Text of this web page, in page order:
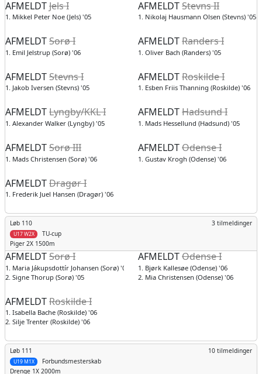
AFMELDTJels I
1. Mikkel Peter Noe (Jels) '05
AFMELDTStevns II
1. Nikolaj Hausmann Olsen (Stevns) '05
AFMELDTSorø I
1. Emil Jelstrup (Sorø) '06
AFMELDTRanders I
1. Oliver Bach (Randers) '05
AFMELDTStevns I
1. Jakob Iversen (Stevns) '05
AFMELDTRoskilde I
1. Esben Friis Thanning (Roskilde) '06
AFMELDTLyngby/KKL I
1. Alexander Walker (Lyngby) '05
AFMELDTHadsund I
1. Mads Hessellund (Hadsund) '05
AFMELDTSorø III
1. Mads Christensen (Sorø) '06
AFMELDTOdense I
1. Gustav Krogh (Odense) '06
AFMELDTDragør I
1. Frederik Juel Hansen (Dragør) '06
Løb 110
TU-cup
3 tilmeldinger
U17 W2X
Piger 2X 1500m
AFMELDTSorø I
1. Maria Jákupsdottír Johansen (Sorø) '05
2. Signe Thorup (Sorø) '05
AFMELDTOdense I
1. Bjørk Kallesøe (Odense) '06
2. Mia Christensen (Odense) '06
AFMELDTRoskilde I
1. Isabella Bache (Roskilde) '06
2. Silje Trenter (Roskilde) '06
Løb 111
Forbundsmesterskab
10 tilmeldinger
U19 M1X
Drenge 1X 2000m